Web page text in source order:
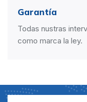
Garantía
Todas nustras
como marca la ley.